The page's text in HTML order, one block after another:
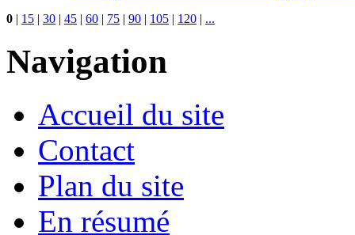
0 | 15 | 30 | 45 | 60 | 75 | 90 | 105 | 120 | ...
Navigation
Accueil du site
Contact
Plan du site
En résumé